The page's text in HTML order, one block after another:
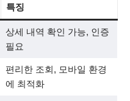
특징
상세 내역 확인 가능, 인증
필요
편리한 조회, 모바일 환경
에 최적화